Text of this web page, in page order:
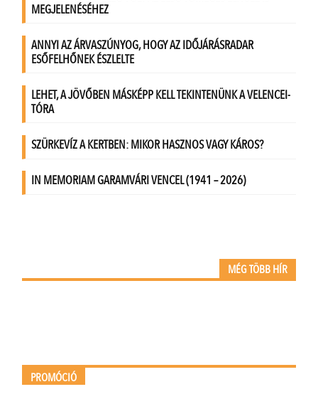
MÉG TÖBB HÍR
PROMÓCIÓ